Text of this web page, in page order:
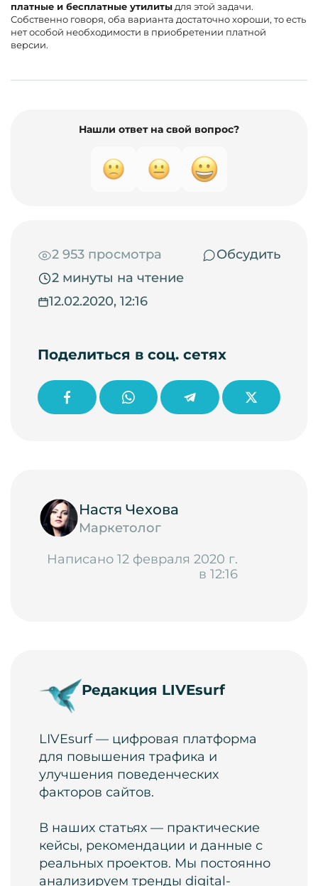
платные и бесплатные утилиты для этой задачи.
Собственно говоря, оба варианта достаточно хороши, то есть
нет особой необходимости в приобретении платной
версии.
Нашли ответ на свой вопрос?
2 953 просмотра
Обсудить
2 минуты на чтение
12.02.2020, 12:16
Поделиться в соц. сетях
Настя Чехова
Маркетолог
Написано 12 февраля 2020 г.
в 12:16
Редакция LIVEsurf
LIVEsurf — цифровая платформа
для повышения трафика и
улучшения поведенческих
факторов сайтов.
В наших статьях — практические
кейсы, рекомендации и данные с
реальных проектов. Мы постоянно
анализируем тренды digital-